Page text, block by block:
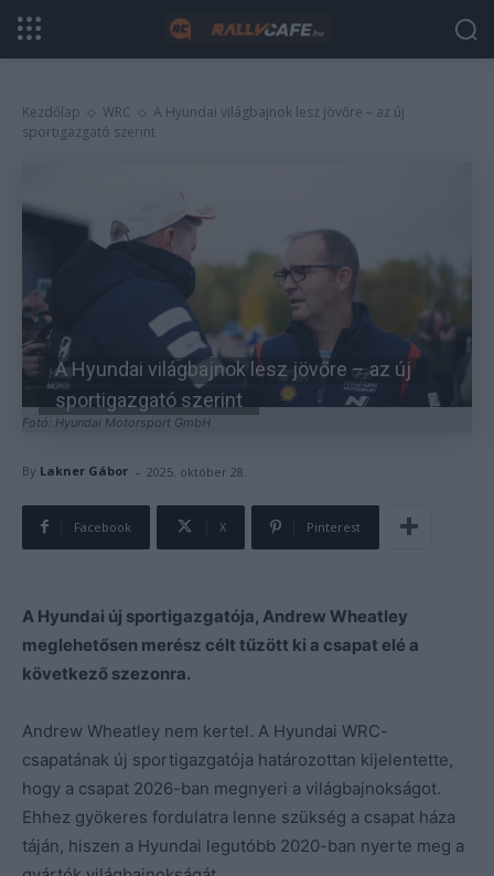
Kezdőlap WRC
A Hyundai világbajnok lesz jövőre – az új
sportigazgató szerint
Fotó: Hyundai Motorsport GmbH
A Hyundai világbajnok lesz jövőre – az új
sportigazgató szerint
By Lakner Gábor - 2025. október 28.
Facebook X Pinterest
A Hyundai új sportigazgatója, Andrew Wheatley
meglehetősen merész célt tűzött ki a csapat elé a
következő szezonra.
Andrew Wheatley nem kertel. A Hyundai WRC-
csapatának új sportigazgatója határozottan kijelentette,
hogy a csapat 2026-ban megnyeri a világbajnokságot.
Ehhez gyökeres fordulatra lenne szükség a csapat háza
táján, hiszen a Hyundai legutóbb 2020-ban nyerte meg a